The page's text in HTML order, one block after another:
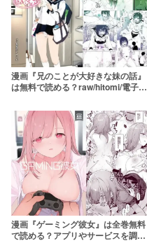
漫画『兄のことが大好きな妹の話』
は無料で読める？raw/hitomi/電子書
かにしゆうた】
漫画『ゲーミング彼女』は全巻無料
で読める？アプリやサービスを調